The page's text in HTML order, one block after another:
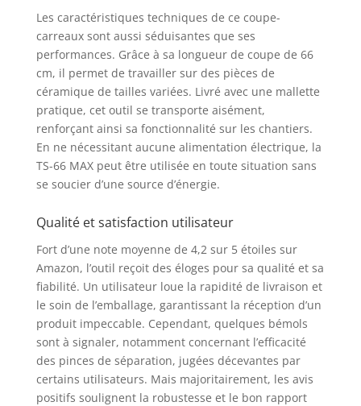
Les caractéristiques techniques de ce coupe-
carreaux sont aussi séduisantes que ses
performances. Grâce à sa longueur de coupe de 66
cm, il permet de travailler sur des pièces de
céramique de tailles variées. Livré avec une mallette
pratique, cet outil se transporte aisément,
renforçant ainsi sa fonctionnalité sur les chantiers.
En ne nécessitant aucune alimentation électrique, la
TS-66 MAX peut être utilisée en toute situation sans
se soucier d’une source d’énergie.
Qualité et satisfaction utilisateur
Fort d’une note moyenne de 4,2 sur 5 étoiles sur
Amazon, l’outil reçoit des éloges pour sa qualité et sa
fiabilité. Un utilisateur loue la rapidité de livraison et
le soin de l’emballage, garantissant la réception d’un
produit impeccable. Cependant, quelques bémols
sont à signaler, notamment concernant l’efficacité
des pinces de séparation, jugées décevantes par
certains utilisateurs. Mais majoritairement, les avis
positifs soulignent la robustesse et le bon rapport